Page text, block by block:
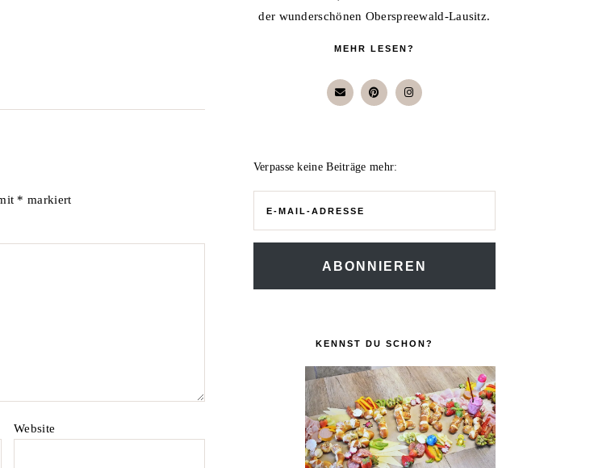
* markiert
Website
der wunderschönen Oberspreewald-Lausitz.
MEHR LESEN?
Verpasse keine Beiträge mehr:
Adresse
ABONNIEREN
KENNST DU SCHON?